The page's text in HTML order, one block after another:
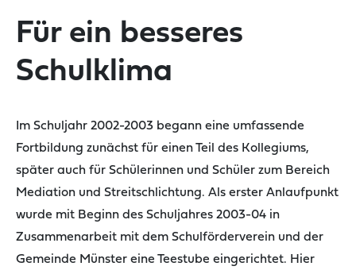
Für ein besseres
Schulklima
Im Schuljahr 2002-2003 begann eine umfassende
Fortbildung zunächst für einen Teil des Kollegiums,
später auch für Schülerinnen und Schüler zum Bereich
Mediation und Streitschlichtung. Als erster Anlaufpunkt
wurde mit Beginn des Schuljahres 2003-04 in
Zusammenarbeit mit dem Schulförderverein und der
Gemeinde Münster eine Teestube eingerichtet. Hier